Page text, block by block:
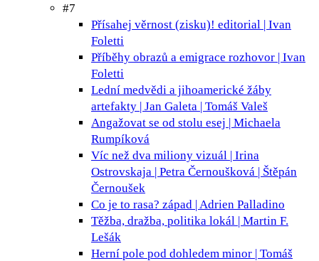
#7
Přísahej věrnost (zisku)! editorial | Ivan
Foletti
Příběhy obrazů a emigrace rozhovor | Ivan
Foletti
Lední medvědi a jihoamerické žáby
artefakty | Jan Galeta | Tomáš Valeš
Angažovat se od stolu esej | Michaela
Rumpíková
Víc než dva miliony vizuál | Irina
Ostrovskaja | Petra Černoušková | Štěpán
Černoušek
Co je to rasa? západ | Adrien Palladino
Těžba, dražba, politika lokál | Martin F.
Lešák
Herní pole pod dohledem minor | Tomáš